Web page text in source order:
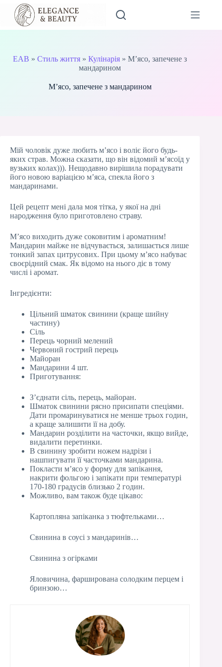
Перейти
вмісту
EAB »Стиль життя »Кулінарія »М’ясо, запечене з
мандарином
М’ясо, запечене з мандарином
Мій чоловік дуже любить м’ясо і воліє його будь-
яких страв. Можна сказати, що він відомий м’ясоїд у
вузьких колах))). Нещодавно вирішила порадувати
його новою варіацією м’яса, спекла його з
мандаринами.
Цей рецепт мені дала моя тітка, у якої на дні
народження було приготовлено страву.
М’ясо виходить дуже соковитим і ароматним!
Мандарин майже не відчувається, залишається лише
тонкий запах цитрусових. При цьому м’ясо набуває
своєрідний смак. Як відомо на нього діє в тому
числі і аромат.
Інгредієнти:
Цільний шматок свинини (краще шийну
частину)
Сіль
Перець чорний мелений
Червоний гострий перець
Майоран
Мандарини 4 шт.
Приготування:
З’єднати сіль, перець, майоран.
Шматок свинини рясно присипати спеціями.
Дати промаринуватися не менше трьох годин,
а краще залишити її на добу.
Мандарин розділити на часточки, якщо вийде,
видалити перетинки.
В свинину зробити ножем надрізи і
нашпигувати її часточками мандарина.
Покласти м’ясо у форму для запікання,
накрити фольгою і запікати при температурі
170-180 градусів близько 2 годин.
Можливо, вам також буде цікаво:
Картопляна запіканка з тюфтельками…
Свинина в соусі з мандаринів…
Свинина з огірками
Яловичина, фарширована солодким перцем і
бринзою…